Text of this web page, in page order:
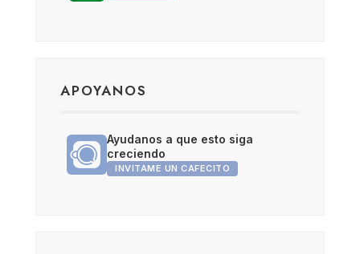
APOYANOS
Ayudanos a que esto siga
creciendo
INVITAME UN CAFECITO